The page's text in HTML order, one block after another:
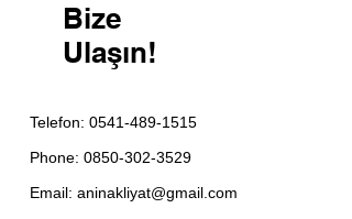
Bize
Ulaşın!
Telefon: 0541-489-1515
Phone: 0850-302-3529
Email: aninakliyat@gmail.com